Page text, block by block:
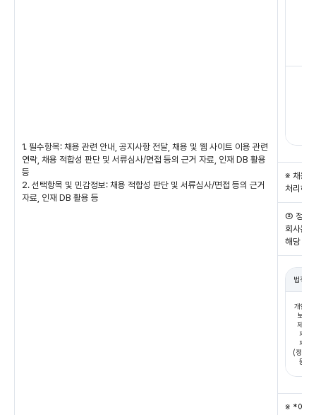
1. 필수항목: 채용 관련 안내, 공지사항 전달, 채용 및 웹 사이트 이용 관련
연락, 채용 적합성 판단 및 서류심사/면접 등의 근거 자료, 인재 DB 활용
등
2. 선택항목 및 민감정보: 채용 적합성 판단 및 서류심사/면접 등의 근거
자료, 인재 DB 활용 등
※ 채용
처리하
② 정보
회사는
해당 정
법적 근
개인정
보호법
제17조
제1항
제1호
(정보주
동의)
※ *에 해